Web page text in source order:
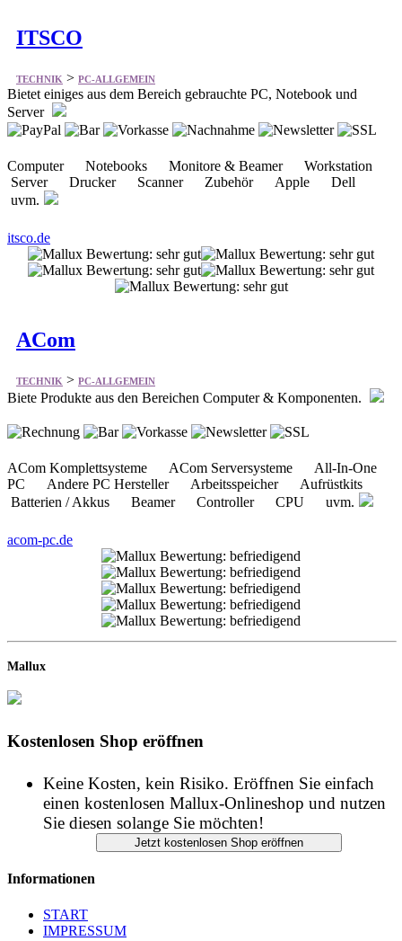
ITSCO
TECHNIK > PC-ALLGEMEIN
Bietet einiges aus dem Bereich gebrauchte PC, Notebook und
Server
Computer Notebooks Monitore & Beamer Workstation
Server Drucker Scanner Zubehör Apple Dell
uvm.
itsco.de
ACom
TECHNIK > PC-ALLGEMEIN
Biete Produkte aus den Bereichen Computer & Komponenten.
ACom Komplettsysteme ACom Serversysteme All-In-One
PC Andere PC Hersteller Arbeitsspeicher Aufrüstkits
Batterien / Akkus Beamer Controller CPU uvm.
acom-pc.de
Mallux
Kostenlosen Shop eröffnen
Keine Kosten, kein Risiko. Eröffnen Sie einfach
einen kostenlosen Mallux-Onlineshop und nutzen
Sie diesen solange Sie möchten!
Informationen
START
IMPRESSUM